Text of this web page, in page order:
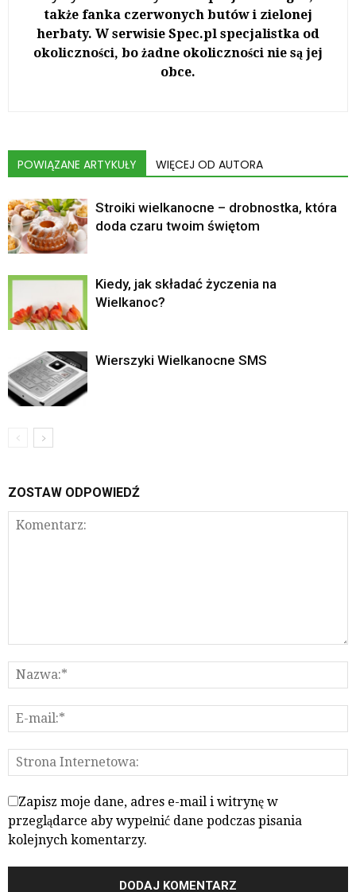
także fanka czerwonych butów i zielonej
herbaty. W serwisie Spec.pl specjalistka od
okoliczności, bo żadne okoliczności nie są jej
obce.
POWIĄZANE ARTYKUŁY WIĘCEJ OD AUTORA
Stroiki wielkanocne – drobnostka, która
doda czaru twoim świętom
Kiedy, jak składać życzenia na
Wielkanoc?
Wierszyki Wielkanocne SMS
ZOSTAW ODPOWIEDŹ
Zapisz moje dane, adres e-mail i witrynę w
przeglądarce aby wypełnić dane podczas pisania
kolejnych komentarzy.